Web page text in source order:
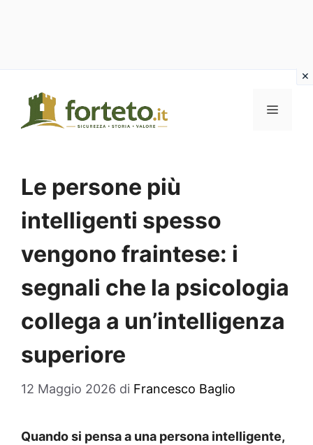
contenuto
MENU
Le persone più
intelligenti spesso
vengono fraintese: i
segnali che la psicologia
collega a un’intelligenza
superiore
12 Maggio 2026 di Francesco Baglio
Quando si pensa a una persona intelligente,